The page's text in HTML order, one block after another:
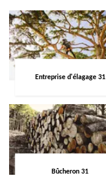
Entreprise d'élagage 31
Bûcheron 31